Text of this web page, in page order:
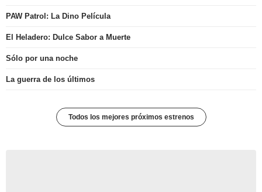
PAW Patrol: La Dino Película
El Heladero: Dulce Sabor a Muerte
Sólo por una noche
La guerra de los últimos
Todos los mejores próximos estrenos